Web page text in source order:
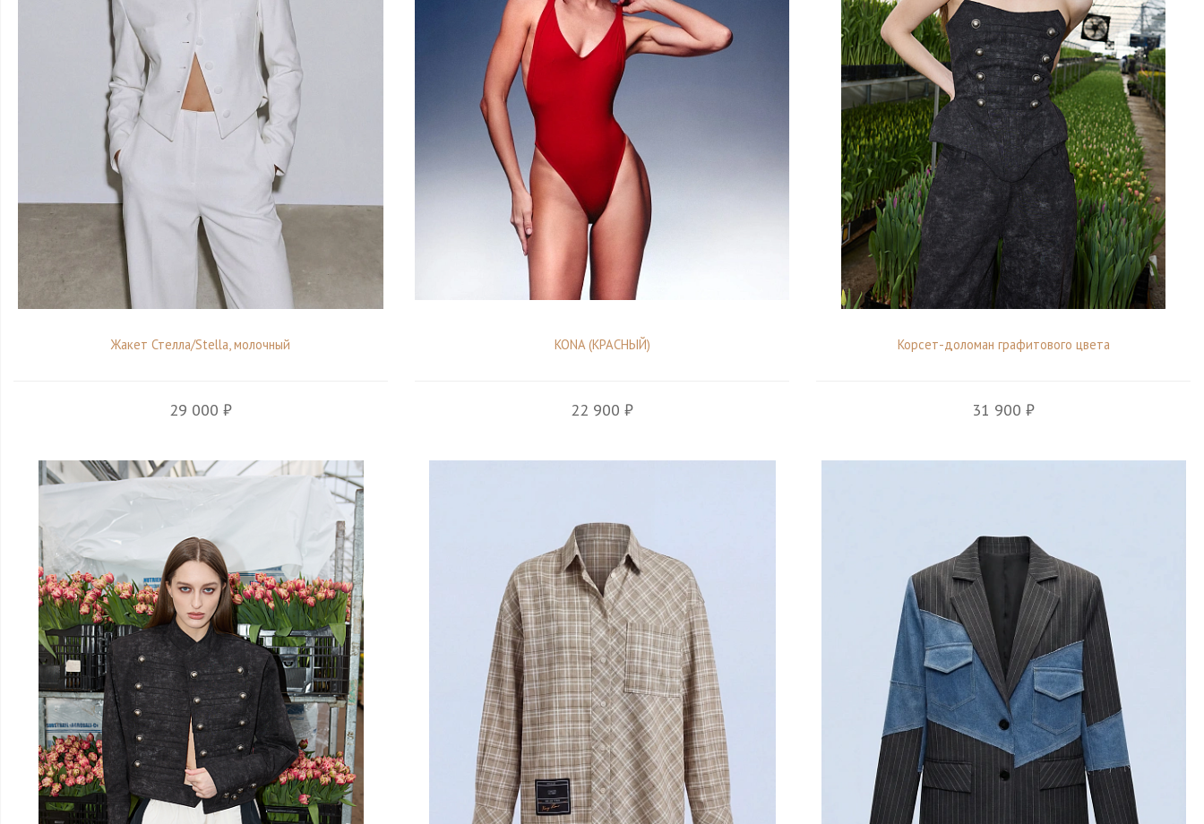
Жакет Стелла/Stella, молочный
29 000 ₽
KONA (КРАСНЫЙ)
22 900 ₽
Корсет-доломан графитового цвета
31 900 ₽